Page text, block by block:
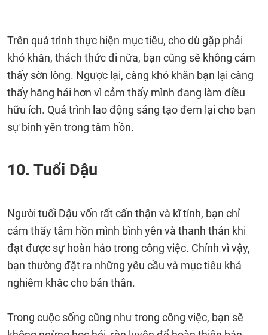
Trên quá trình thực hiện mục tiêu, cho dù gặp phải
khó khăn, thách thức đi nữa, bạn cũng sẽ không cảm
thấy sờn lòng. Ngược lại, càng khó khăn bạn lại càng
thấy hăng hái hơn vì cảm thấy mình đang làm điều
hữu ích. Quá trình lao động sáng tạo đem lại cho bạn
sự bình yên trong tâm hồn.
10. Tuổi Dậu
Người tuổi Dậu vốn rất cẩn thận và kĩ tính, bạn chỉ
cảm thấy tâm hồn mình bình yên và thanh thản khi
đạt được sự hoàn hảo trong công việc. Chính vì vậy,
bạn thường đặt ra những yêu cầu và mục tiêu khá
nghiêm khắc cho bản thân.
Trong cuộc sống cũng như trong công việc, bạn sẽ